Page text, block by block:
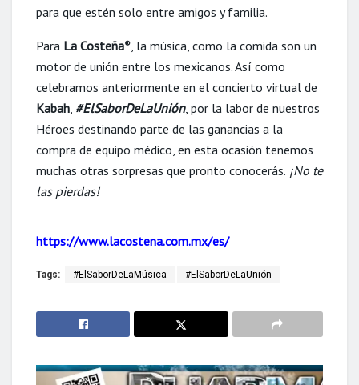
para que estén solo entre amigos y familia.
Para La Costeña®
, la música, como la comida son un
motor de unión entre los mexicanos. Así como
celebramos anteriormente en el concierto virtual de
Kabah #ElSaborDeLaUnión, por la labor de nuestros
Héroes destinando parte de las ganancias a la
compra de equipo médico, en esta ocasión tenemos
muchas otras sorpresas que pronto conocerás. ¡No te
las pierdas!
https://www.lacostena.com.mx/es/
Tags: #ElSaborDeLaMúsica #ElSaborDeLaUnión